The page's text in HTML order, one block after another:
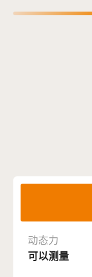
动态力
可以测量